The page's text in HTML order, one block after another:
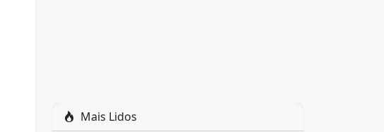
Mais Lidos